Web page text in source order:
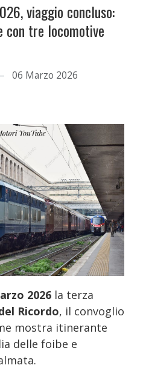
viaggio concluso:
tre locomotive
06 Marzo 2026
2026 la terza
Ricordo, il convoglio
mostra itinerante
delle foibe e